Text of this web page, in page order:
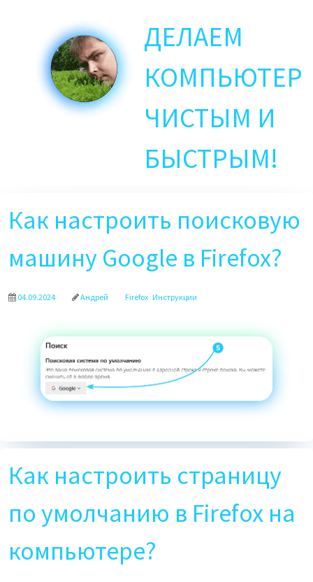
ДЕЛАЕМ
КОМПЬЮТЕР
ЧИСТЫМ И
БЫСТРЫМ!
Как настроить поисковую
машину Google в Firefox?
04.09.2024 Андрей Firefox Инструкции
Как настроить страницу
по умолчанию в Firefox на
компьютере?